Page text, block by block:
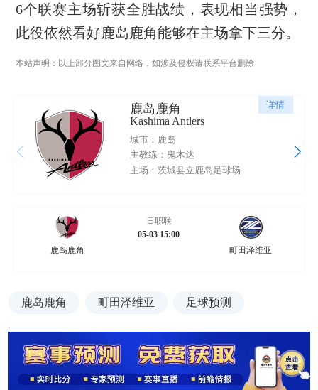
6个联赛主场斩获全胜战绩，表现相当强势，
此役依然看好鹿岛鹿角能够在主场拿下三分。
本站声明：以上部分图文来自网络，如涉及侵权请联系平台删除
详情
鹿岛鹿角
Kashima Antlers
城市：鹿岛
主教练：鬼木达
主场：茨城县立鹿岛足球场
鹿岛鹿角
日职联
05-03 15:00
町田泽维亚
鹿岛鹿角 町田泽维亚 足球预测